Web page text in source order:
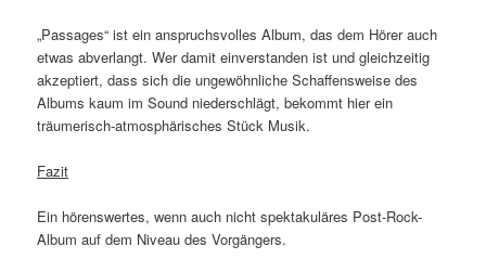
„Passages“ ist ein anspruchsvolles Album, das dem Hörer auch
etwas abverlangt. Wer damit einverstanden ist und gleichzeitig
akzeptiert, dass sich die ungewöhnliche Schaffensweise des
Albums kaum im Sound niederschlägt, bekommt hier ein
träumerisch-atmosphärisches Stück Musik.
Fazit
Ein hörenswertes, wenn auch nicht spektakuläres Post-Rock-
Album auf dem Niveau des Vorgängers.